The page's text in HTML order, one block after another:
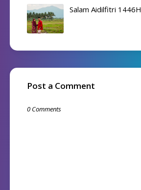
Salam Aidilfitri 1446H
Post a Comment
0 Comments